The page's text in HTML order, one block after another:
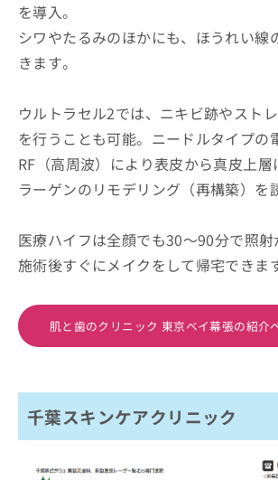
を導入。
シワやたるみのほかにも、ほうれい線
きます。
ウルトラセル2では、ニキビ跡やスト
を行うことも可能。ニードルタイプの
RF（高周波）により表皮から真皮上層
ラーゲンのリモデリング（再構築）を
医療ハイフは全顔でも30～90分で照射
施術後すぐにメイクをして帰宅できま
肌と歯のクリニック 東京ベイ幕張の紹介
千葉スキンケアクリニック